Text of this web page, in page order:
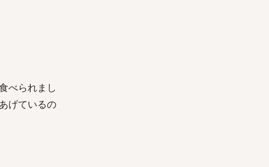
べられまし
げているの